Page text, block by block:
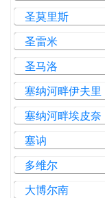
圣莫里斯
圣雷米
圣马洛
塞纳河畔伊夫里
塞纳河畔埃皮奈
塞讷
多维尔
大博尔南